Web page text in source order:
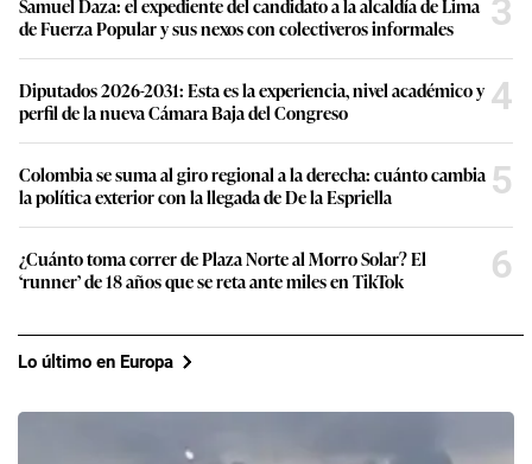
Samuel Daza: el expediente del candidato a la alcaldía de Lima
de Fuerza Popular y sus nexos con colectiveros informales
3
Diputados 2026-2031: Esta es la experiencia, nivel académico y
perfil de la nueva Cámara Baja del Congreso
4
Colombia se suma al giro regional a la derecha: cuánto cambia
la política exterior con la llegada de De la Espriella
5
¿Cuánto toma correr de Plaza Norte al Morro Solar? El
‘runner’ de 18 años que se reta ante miles en TikTok
6
Lo último en Europa